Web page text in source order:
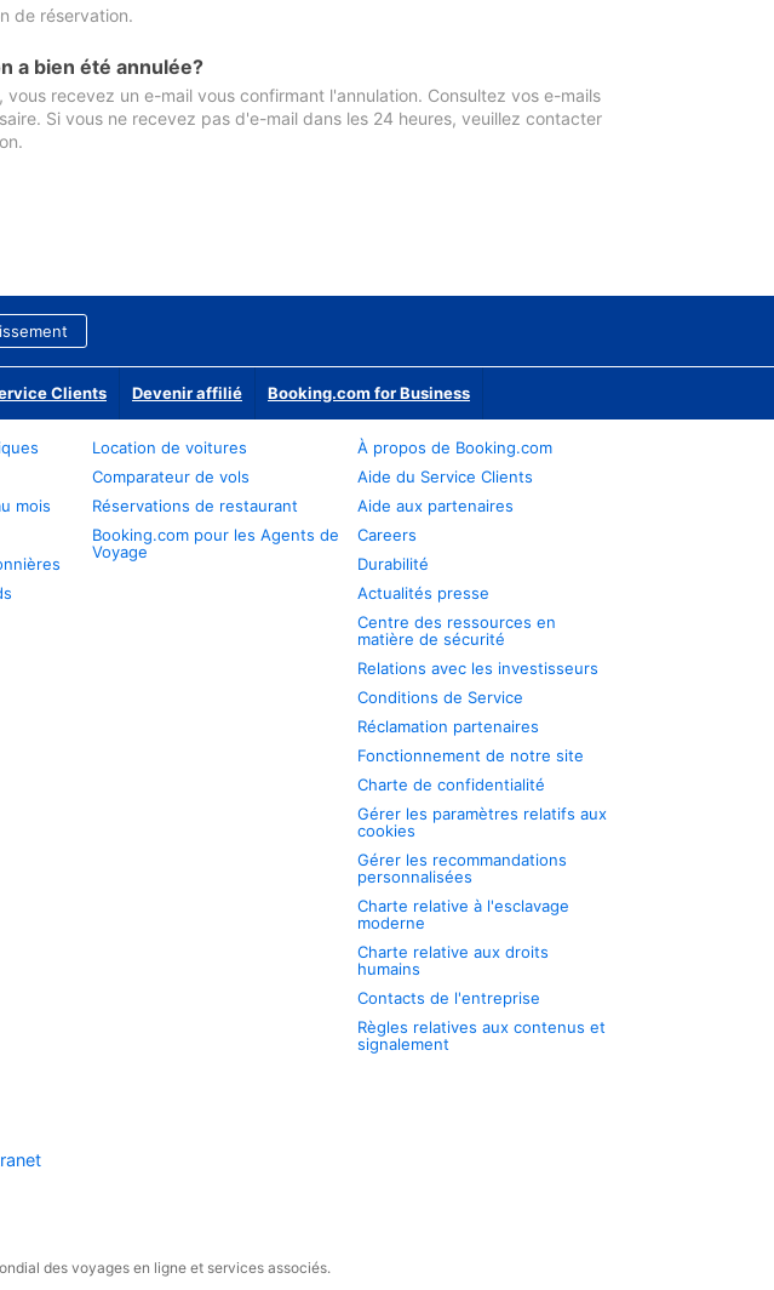
de réservation.
a bien été annulée?
recevez un e-mail vous confirmant l'annulation. Consultez vos e-mails
Si vous ne recevez pas d'e-mail dans les 24 heures, veuillez contacter
Clients Devenir affilié Booking.com for Business
mois
Location de voitures
Comparateur de vols
Réservations de restaurant
Booking.com pour les Agents de
Voyage
À propos de Booking.com
Aide du Service Clients
Aide aux partenaires
Careers
Durabilité
Actualités presse
Centre des ressources en
matière de sécurité
Relations avec les investisseurs
Conditions de Service
Réclamation partenaires
Fonctionnement de notre site
Charte de confidentialité
Gérer les paramètres relatifs aux
cookies
Gérer les recommandations
personnalisées
Charte relative à l'esclavage
moderne
Charte relative aux droits
humains
Contacts de l'entreprise
Règles relatives aux contenus et
signalement
des voyages en ligne et services associés.